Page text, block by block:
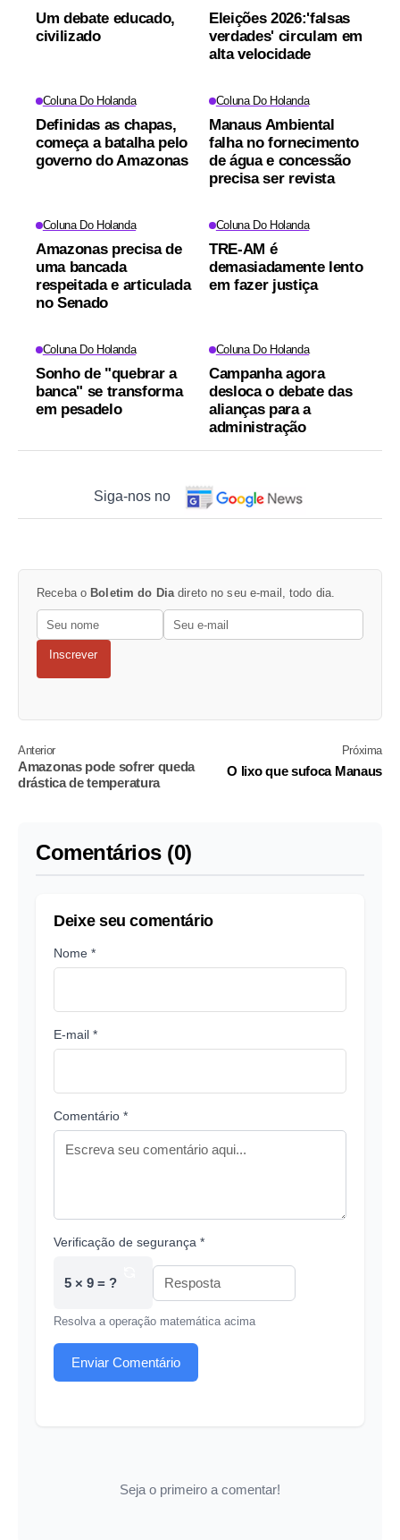
Um debate educado,
civilizado
Eleições 2026:'falsas
verdades' circulam em
alta velocidade
Coluna Do Holanda
Definidas as chapas,
começa a batalha pelo
governo do Amazonas
Coluna Do Holanda
Manaus Ambiental
falha no fornecimento
de água e concessão
precisa ser revista
Coluna Do Holanda
Amazonas precisa de
uma bancada
respeitada e articulada
no Senado
Coluna Do Holanda
TRE-AM é
demasiadamente lento
em fazer justiça
Coluna Do Holanda
Sonho de "quebrar a
banca" se transforma
em pesadelo
Coluna Do Holanda
Campanha agora
desloca o debate das
alianças para a
administração
Siga-nos no
Receba o Boletim do Dia direto no seu e-mail, todo dia.
Inscrever
Anterior
Amazonas pode sofrer queda
drástica de temperatura
Próxima
O lixo que sufoca Manaus
Comentários (0)
Deixe seu comentário
Nome *
E-mail *
Comentário *
Verificação de segurança *
5 × 9 = ?
Resolva a operação matemática acima
Enviar Comentário
Seja o primeiro a comentar!